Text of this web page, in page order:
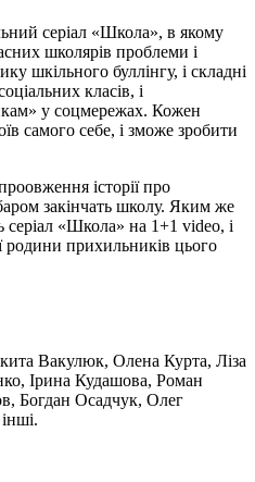
серіал «Школа», в якому
школярів проблеми і
шкільного буллінгу, і складні
класів, і
у соцмережах. Кожен
самого себе, і зможе зробити
історії про
закінчать школу. Яким же
«Школа» на 1+1 video, і
родини прихильників цього
Вакулюк, Олена Курта, Ліза
Ірина Кудашова, Роман
Богдан Осадчук, Олег